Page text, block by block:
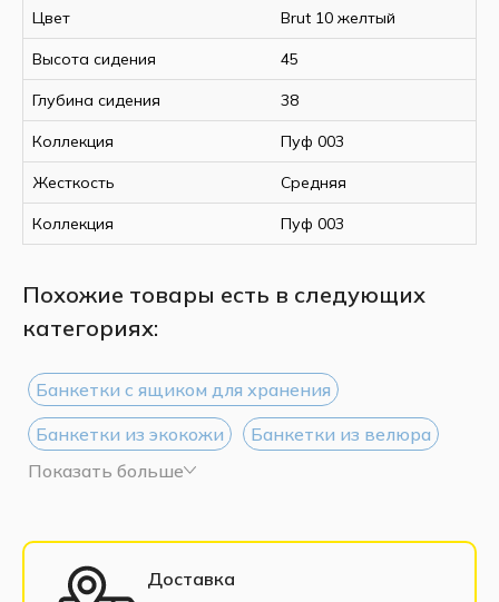
Цвет Brut 10 желтый
Высота сидения 45
Глубина сидения 38
Коллекция Пуф 003
Жесткость Средняя
Коллекция Пуф 003
Похожие товары есть в следующих
категориях:
Банкетки с ящиком для хранения
Банкетки из экокожи
Банкетки из велюра
Белые банкетки
Показать больше
Доставка